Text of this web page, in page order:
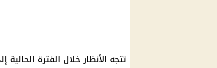
تتجه الأنظار خلال الفترة